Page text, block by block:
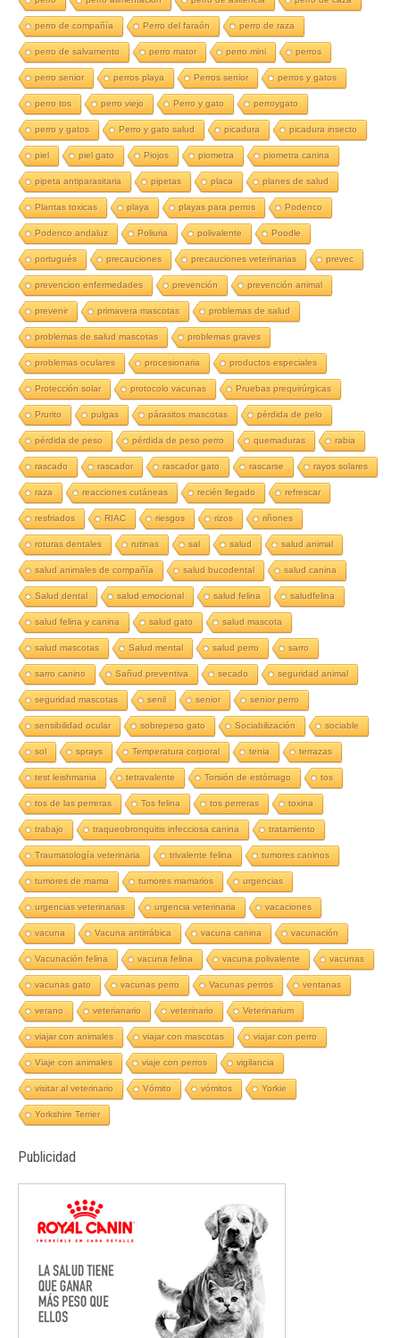
perro de compañía Perro del faraón perro de raza
perro de salvamento perro mator perro mini perros
perro senior perros playa Perros senior perros y gatos
perro tos perro viejo Perro y gato perroygato
perro y gatos Perro y gato salud picadura picadura insecto
piel piel gato Piojos piometra piometra canina
pipeta antiparasitaria pipetas placa planes de salud
Plantas toxicas playa playas para perros Podenco
Podenco andaluz Poliuria polivalente Poodle
portugués precauciones precauciones veterinarias prevec
prevencion enfermedades prevención prevención animal
prevenir primavera mascotas problemas de salud
problemas de salud mascotas problemas graves
problemas oculares procesionaria productos especiales
Protección solar protocolo vacunas Pruebas prequirúrgicas
Prurito pulgas párasitos mascotas pérdida de pelo
pérdida de peso pérdida de peso perro quemaduras rabia
rascado rascador rascador gato rascarse rayos solares
raza reacciones cutáneas recién llegado refrescar
resfriados RIAC riesgos rizos riñones
roturas dentales rutinas sal salud salud animal
salud animales de compañía salud bucodental salud canina
Salud dental salud emocional salud felina saludfelina
salud felina y canina salud gato salud mascota
salud mascotas Salud mental salud perro sarro
sarro canino Sañud preventiva secado seguridad animal
seguridad mascotas senil senior senior perro
sensibilidad ocular sobrepeso gato Sociabilización sociable
sol sprays Temperatura corporal tenia terrazas
test leishmania tetravalente Torsión de estómago tos
tos de las perreras Tos felina tos perreras toxina
trabajo traqueobronquitis infecciosa canina tratamiento
Traumatología veterinaria trivalente felina tumores caninos
tumores de mama tumores mamarios urgencias
urgencias veterinarias urgencia veterinaria vacaciones
vacuna Vacuna antirrábica vacuna canina vacunación
Vacunación felina vacuna felina vacuna polivalente vacunas
vacunas gato vacunas perro Vacunas perros ventanas
verano veterianario veterinario Veterinarium
viajar con animales viajar con mascotas viajar con perro
Viaje con animales viaje con perros vigilancia
visitar al veterinario Vómito vómitos Yorkie
Yorkshire Terrier
Publicidad